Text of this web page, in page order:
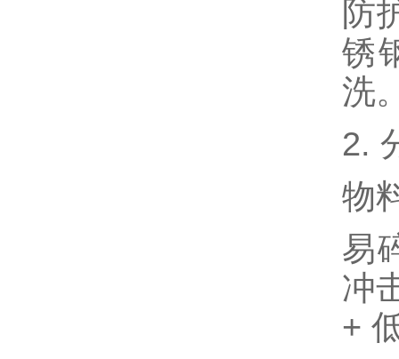
防
锈
洗
2.
物
易
冲
+